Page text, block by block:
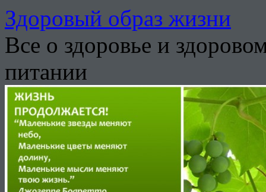
Здоровый образ жизни
Все о здоровье и
питании